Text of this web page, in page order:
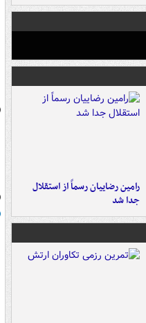
رامین رضاییان رسماً از استقلال
جدا شد